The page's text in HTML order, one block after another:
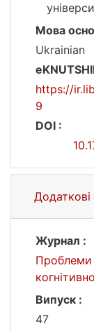
Мова
Ukrainian
https://
9
DOI :
Додаткові
Журнал :
Проблеми
Випуск :
47